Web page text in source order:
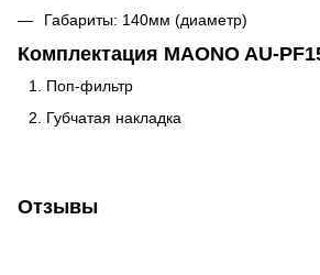
Габариты: 140мм (диаметр)
Комплектация MAONO AU-
Поп-фильтр
Губчатая накладка
Отзывы